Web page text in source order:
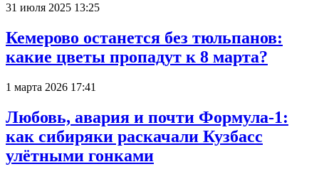
31 июля 2025 13:25
Кемерово останется без тюльпанов:
какие цветы пропадут к 8 марта?
1 марта 2026 17:41
Любовь, авария и почти Формула-1:
как сибиряки раскачали Кузбасс
улётными гонками